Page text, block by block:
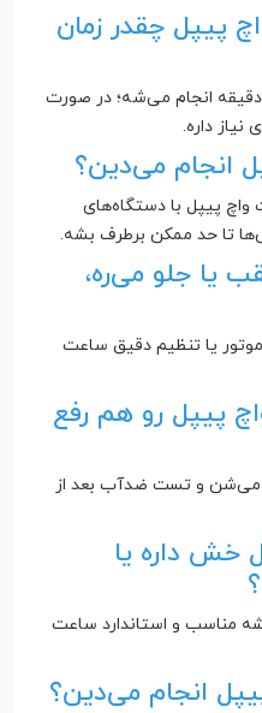
پیپل چقدر زمان
تعویض باتری معمولاً بین ۱۰ تا ۲۰ دقیقه انجام می‌شه؛ در صورت
داره.
انجام می‌دین؟
واچ پیپل با دستگاه‌های
تا حد ممکن برطرف بشه.
یا جلو می‌ره،
یا تنظیم دقیق ساعت
پیپل رو هم رفع
می‌شن و تست ضدآب بعد از
خش داره یا
مناسب و استاندارد ساعت
انجام می‌دین؟